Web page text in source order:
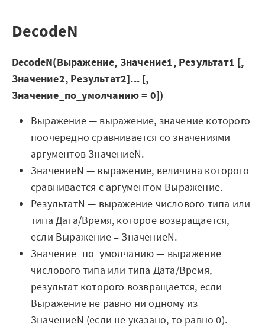
Мероприятия
Марафоны
Генеральная уборка данных
Рецепт продвинутой аналитики
На высоту enterprise-аналитики
О компании
Контакты
Поддержка
Обратная связь
DecodeN
DecodeN(Выражение, Значение1, Результат1 [,
Значение2, Результат2]... [,
Значение_по_умолчанию = 0])
Выражение — выражение, значение которого
поочередно сравнивается со значениями
аргументов ЗначениеN.
ЗначениеN — выражение, величина которого
сравнивается с аргументом Выражение.
РезультатN — выражение числового типа или
типа Дата/Время, которое возвращается,
если Выражение = ЗначениеN.
Значение_по_умолчанию — выражение
числового типа или типа Дата/Время,
результат которого возвращается, если
Выражение не равно ни одному из
ЗначениеN (если не указано, то равно 0).